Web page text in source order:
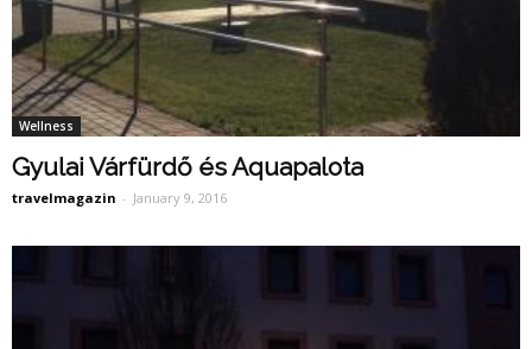
Wellness
Gyulai Várfürdő és Aquapalota
travelmagazin - January 9, 2016